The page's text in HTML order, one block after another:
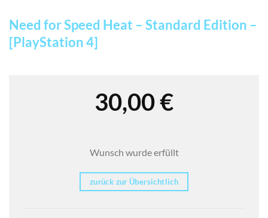
Need for Speed Heat – Standard Edition –
[PlayStation 4]
30,00€
Wunsch wurde erfüllt
zurück zur Übersichtlich